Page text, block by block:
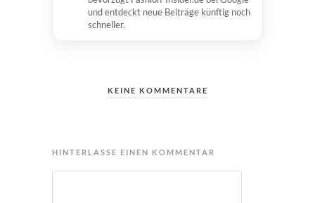
und entdeckt neue Beiträge künftig noch
schneller.
KEINE KOMMENTARE
HINTERLASSE EINEN KOMMENTAR